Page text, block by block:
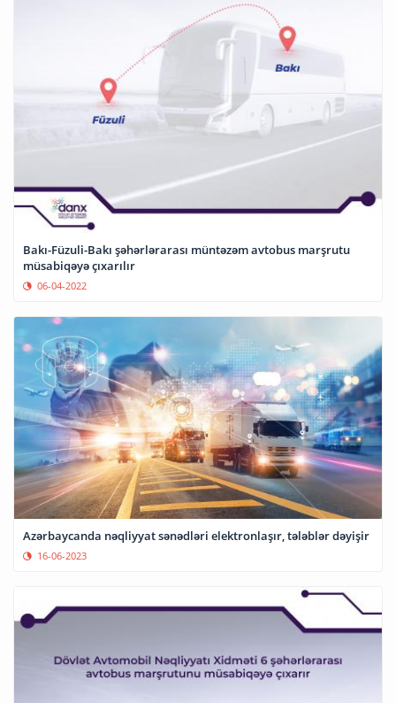
Bakı-Füzuli-Bakı şəhərlərarası müntəzəm avtobus marşrutu
müsabiqəyə çıxarılır
06-04-2022
Azərbaycanda nəqliyyat sənədləri elektronlaşır, tələblər dəyişir
16-06-2023